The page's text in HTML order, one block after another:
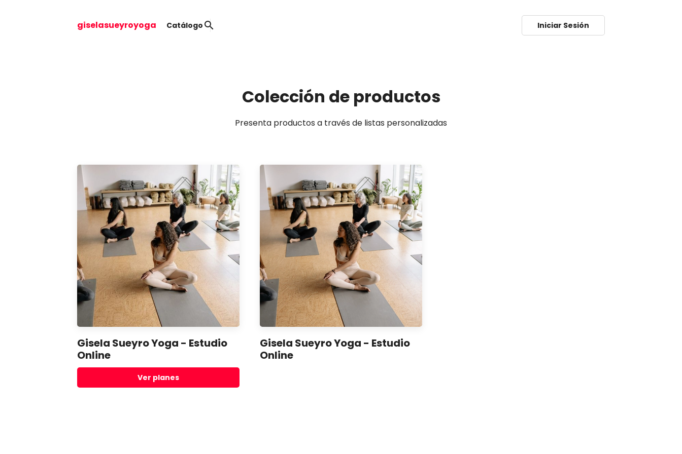
giselasueyroyoga Catálogo search Iniciar Sesión
Colección de productos
Presenta productos a través de listas personalizadas
Gisela Sueyro Yoga - Estudio
Online
Ver planes
Gisela Sueyro Yoga - Estudio
Online